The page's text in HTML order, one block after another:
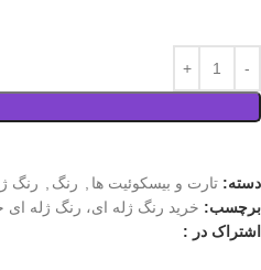
دسته: تارت و بیسکوئیت ها رنگ رنگ
برچسب: خرید رنگ ژله ای، رنگ ژله
اشتراک در :